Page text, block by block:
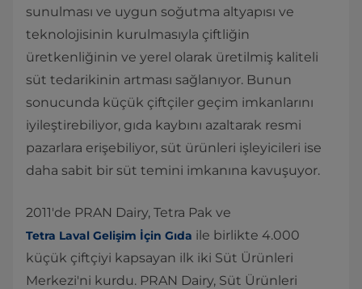
sunulması ve uygun soğutma altyapısı ve
teknolojisinin kurulmasıyla çiftliğin
üretkenliğinin ve yerel olarak üretilmiş kaliteli
süt tedarikinin artması sağlanıyor. Bunun
sonucunda küçük çiftçiler geçim imkanlarını
iyileştirebiliyor, gıda kaybını azaltarak resmi
pazarlara erişebiliyor, süt ürünleri işleyicileri ise
daha sabit bir süt temini imkanına kavuşuyor.
2011'de PRAN Dairy, Tetra Pak ve
Tetra Laval Gelişim İçin Gıda ile birlikte 4.000
küçük çiftçiyi kapsayan ilk iki Süt Ürünleri
Merkezi'ni kurdu. PRAN Dairy, Süt Ürünleri